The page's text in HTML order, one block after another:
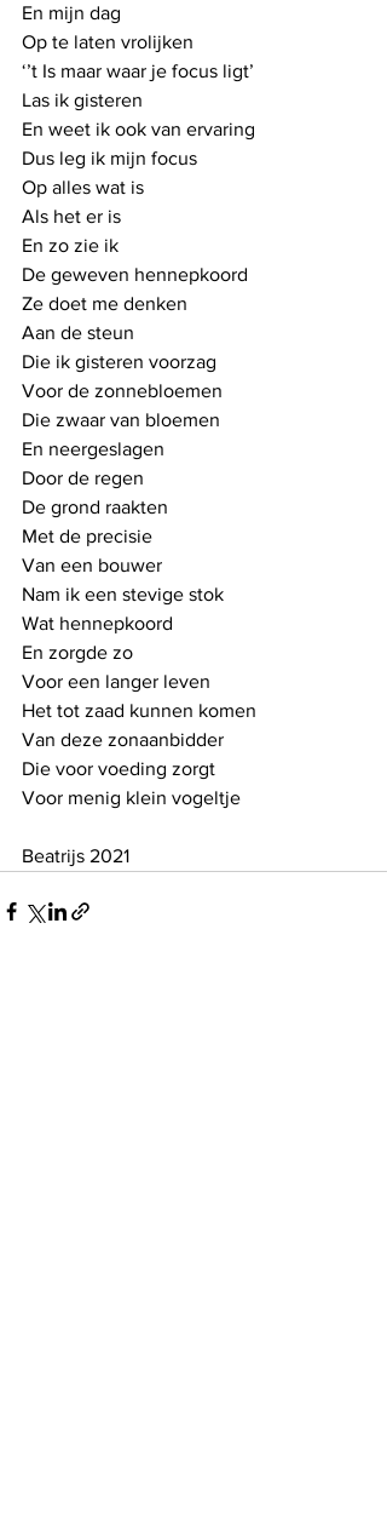
En mijn dag
Op te laten vrolijken
‘’t Is maar waar je focus ligt’
Las ik gisteren
En weet ik ook van ervaring
Dus leg ik mijn focus
Op alles wat is
Als het er is
En zo zie ik
De geweven hennepkoord
Ze doet me denken
Aan de steun
Die ik gisteren voorzag
Voor de zonnebloemen
Die zwaar van bloemen
En neergeslagen
Door de regen
De grond raakten
Met de precisie
Van een bouwer
Nam ik een stevige stok
Wat hennepkoord
En zorgde zo
Voor een langer leven
Het tot zaad kunnen komen
Van deze zonaanbidder
Die voor voeding zorgt
Voor menig klein vogeltje
Beatrijs 2021